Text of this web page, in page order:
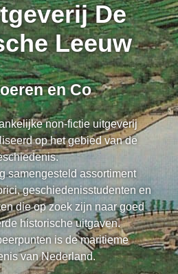
De
Leeuw
en Co
non-fictie uitgeverij
op het gebied van de
samengesteld assortiment
geschiedenisstudenten en
die op zoek zijn naar goed
historische uitgaven.
is de maritieme
van Nederland.